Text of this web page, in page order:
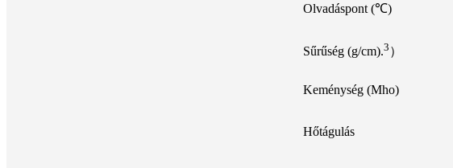
Olvadáspont (℃)
Sűrűség (g/cm).3 ）
Keménység (Mho)
Hőtágulás